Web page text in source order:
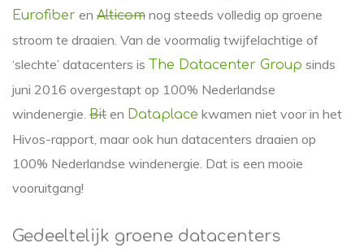
Eurofiber en Alticom nog steeds volledig op groene
stroom te draaien. Van de voormalig twijfelachtige of
‘slechte’ datacenters is The Datacenter Group sinds
juni 2016 overgestapt op 100% Nederlandse
windenergie. Bit en Dataplace kwamen niet voor in het
Hivos-rapport, maar ook hun datacenters draaien op
100% Nederlandse windenergie. Dat is een mooie
vooruitgang!
Gedeeltelijk groene datacenters